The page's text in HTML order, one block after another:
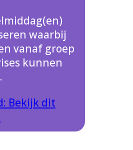
waarbij
vanaf groep
kunnen
Bekijk dit